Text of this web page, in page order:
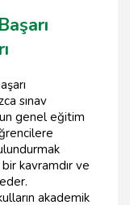
sınav
genel eğitim
kavramdır ve
akademik